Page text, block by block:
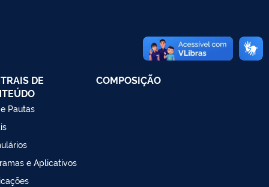
DE
Pautas
e Aplicativos
COMPOSIÇÃO